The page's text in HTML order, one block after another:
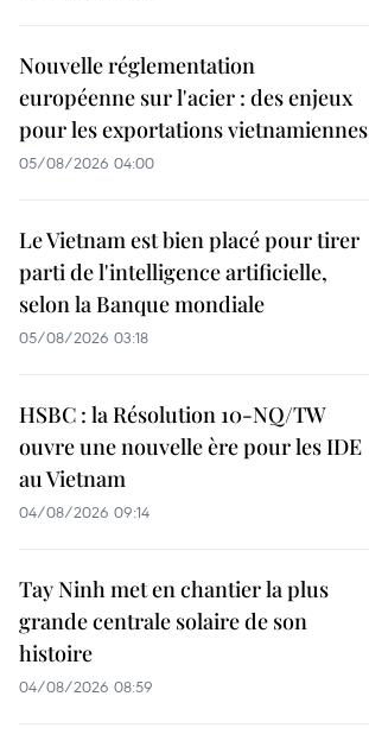
Nouvelle réglementation
européenne sur l'acier : des enjeux
pour les exportations vietnamiennes
05/08/2026 04:00
Le Vietnam est bien placé pour tirer
parti de l'intelligence artificielle,
selon la Banque mondiale
05/08/2026 03:18
HSBC : la Résolution 10-NQ/TW
ouvre une nouvelle ère pour les IDE
au Vietnam
04/08/2026 09:14
Tay Ninh met en chantier la plus
grande centrale solaire de son
histoire
04/08/2026 08:59